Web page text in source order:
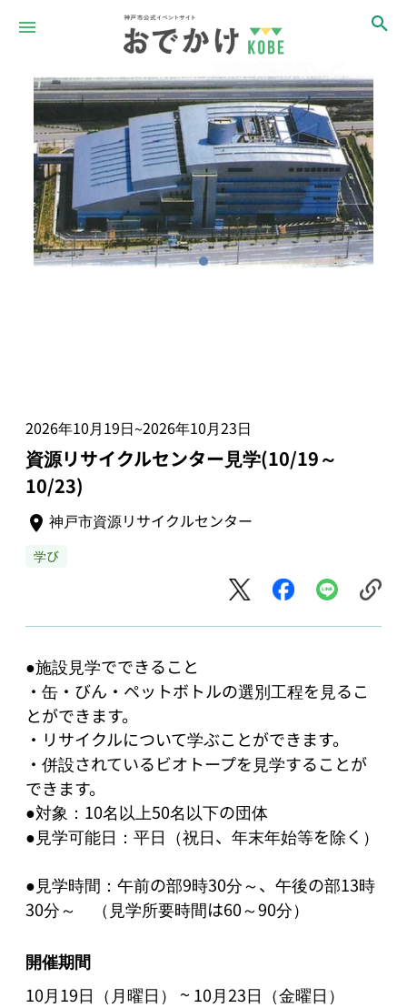
2026年10月19日~2026年10月23日
資源リサイクルセンター見学(10/19～
10/23)
神戸市資源リサイクルセンター
学び
●施設見学でできること
・缶・びん・ペットボトルの選別工程を見るこ
とができます。
・リサイクルについて学ぶことができます。
・併設されているビオトープを見学することが
できます。
●対象：10名以上50名以下の団体
●見学可能日：平日（祝日、年末年始等を除く）
●見学時間：午前の部9時30分～、午後の部13時
30分～　（見学所要時間は60～90分）
開催期間
10月19日（月曜日）
~10月23日（金曜日）